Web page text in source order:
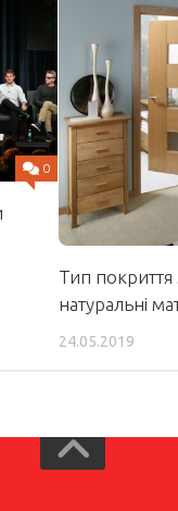
0
Тип покриття
натуральні
24.05.2019